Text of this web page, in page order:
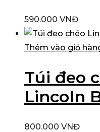
590.000 VNĐ
Thêm vào giỏ
Túi đeo
Lincoln
800.000 VNĐ